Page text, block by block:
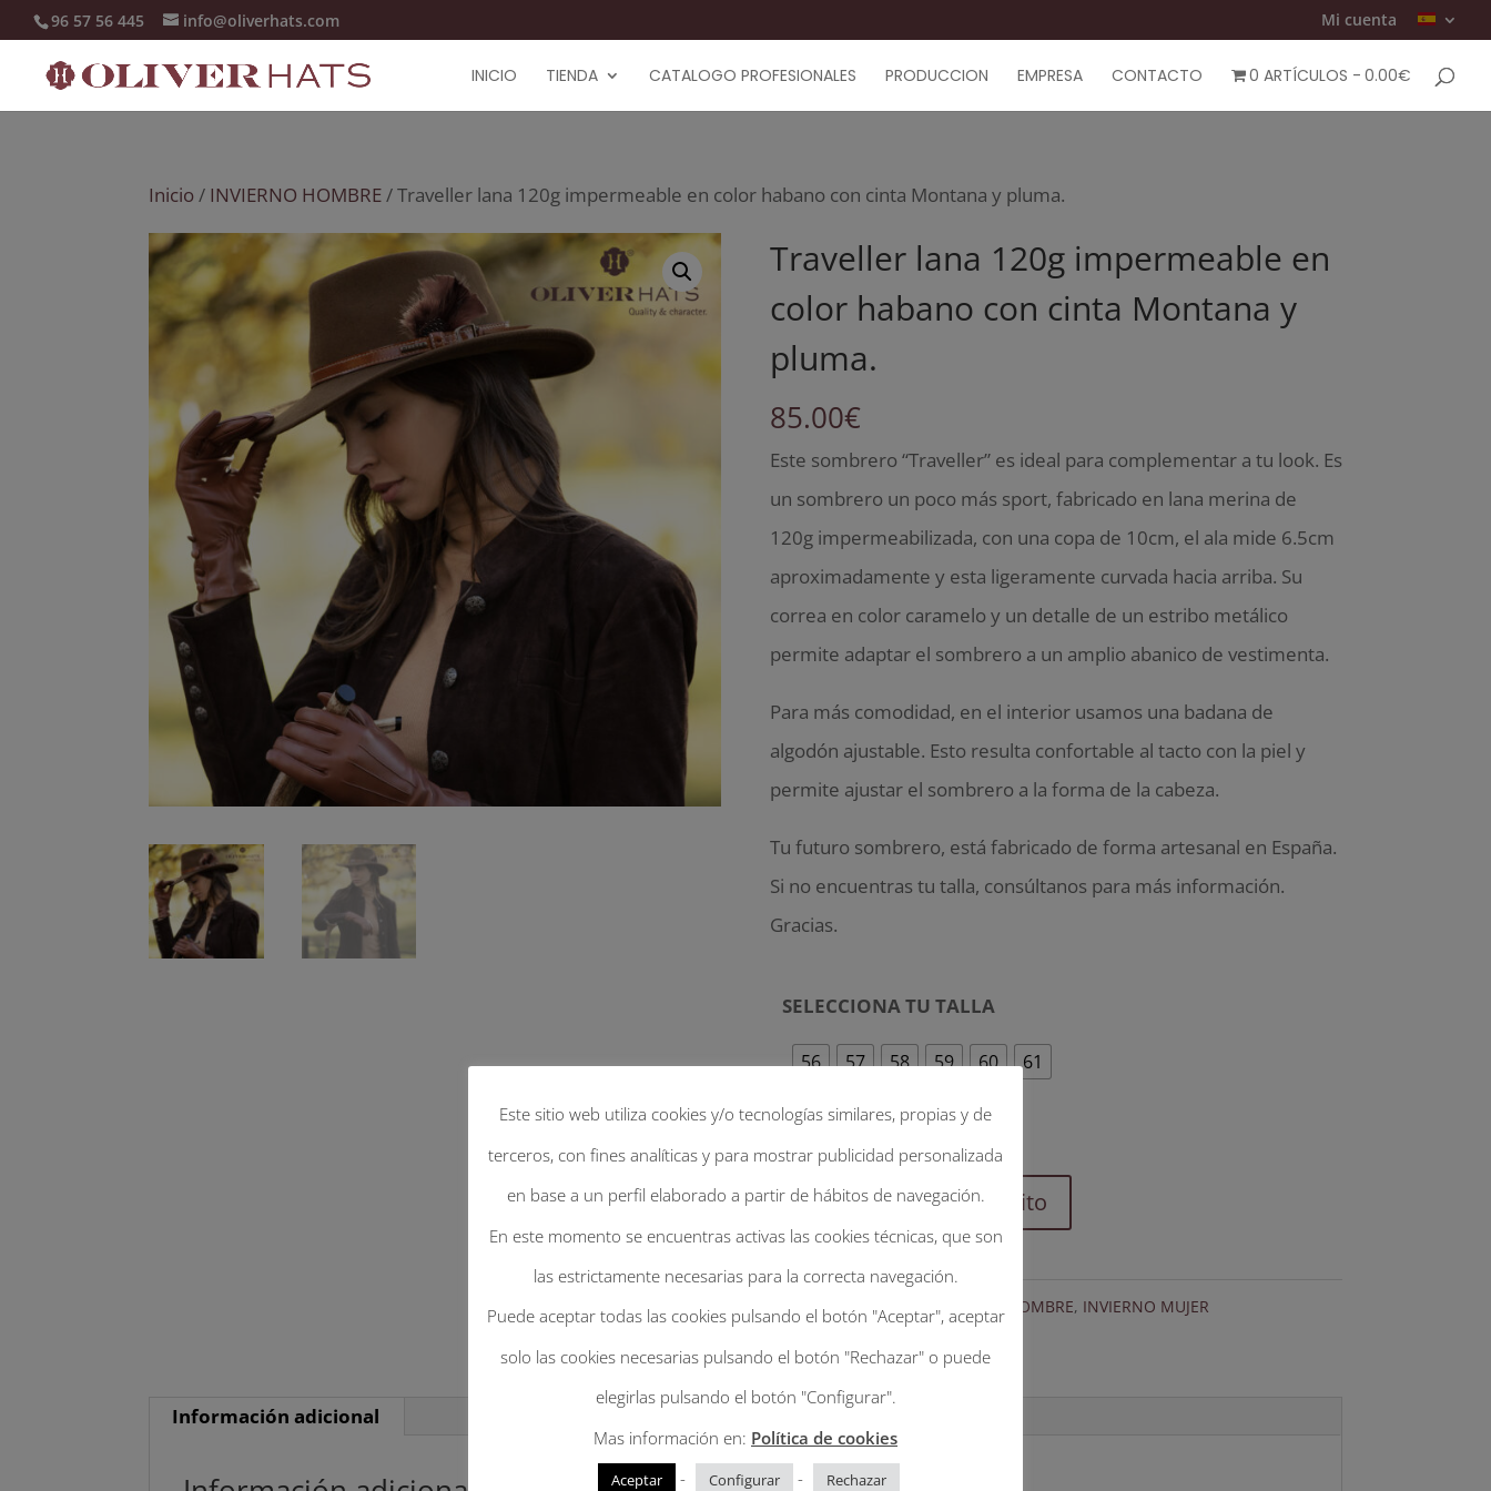
96 57 56 445 info@oliverhats.com Mi cuenta
INICIO TIENDA CATALOGO PROFESIONALES PRODUCCION EMPRESA CONTACTO 0 ARTÍCULOS 0.00€
Inicio/ INVIERNO HOMBRE/ Traveller lana 120g impermeable en color habano con cinta Montana y pluma.
Traveller lana 120g impermeable en
color habano con cinta Montana y
pluma.
85.00€
Este sombrero “Traveller” es ideal para complementar a tu look. Es
un sombrero un poco más sport, fabricado en lana merina de
120g impermeabilizada, con una copa de 10cm, el ala mide 6.5cm
aproximadamente y esta ligeramente curvada hacia arriba. Su
correa en color caramelo y un detalle de un estribo metálico
permite adaptar el sombrero a un amplio abanico de vestimenta.
Para más comodidad, en el interior usamos una badana de
algodón ajustable. Esto resulta confortable al tacto con la piel y
permite ajustar el sombrero a la forma de la cabeza.
Tu futuro sombrero, está fabricado de forma artesanal en España.
Si no encuentras tu talla, consúltanos para más información.
Gracias.
SELECCIONA TU TALLA
56 57 58 59 60 61
Traveller
lana
120g
impermeable
en
color
habano
con
Añadir al carrito
SKU: N/D Categorías: INVIERNO HOMBRE, INVIERNO MUJER
Información adicional
Este sitio web utiliza cookies y/o tecnologías similares, propias y de
terceros, con fines analíticas y para mostrar publicidad personalizada
en base a un perfil elaborado a partir de hábitos de navegación.
En este momento se encuentras activas las cookies técnicas, que son
las estrictamente necesarias para la correcta navegación.
Puede aceptar todas las cookies pulsando el botón "Aceptar", aceptar
solo las cookies necesarias pulsando el botón "Rechazar" o puede
elegirlas pulsando el botón "Configurar".
Mas información en: Política de cookies
Aceptar - Configurar - Rechazar